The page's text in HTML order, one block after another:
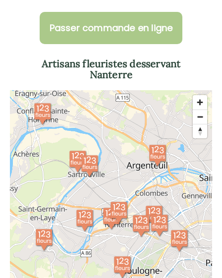
Passer commande en ligne
Artisans fleuristes desservant
Nanterre